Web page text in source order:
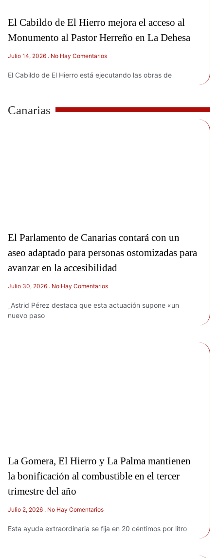
El Cabildo de El Hierro mejora el acceso al
Monumento al Pastor Herreño en La Dehesa
Julio 14, 2026 No Hay Comentarios
El Cabildo de El Hierro está ejecutando las obras de
Canarias
El Parlamento de Canarias contará con un
aseo adaptado para personas ostomizadas para
avanzar en la accesibilidad
Julio 30, 2026 No Hay Comentarios
_Astrid Pérez destaca que esta actuación supone «un
nuevo paso
La Gomera, El Hierro y La Palma mantienen
la bonificación al combustible en el tercer
trimestre del año
Julio 2, 2026 No Hay Comentarios
Esta ayuda extraordinaria se fija en 20 céntimos por litro